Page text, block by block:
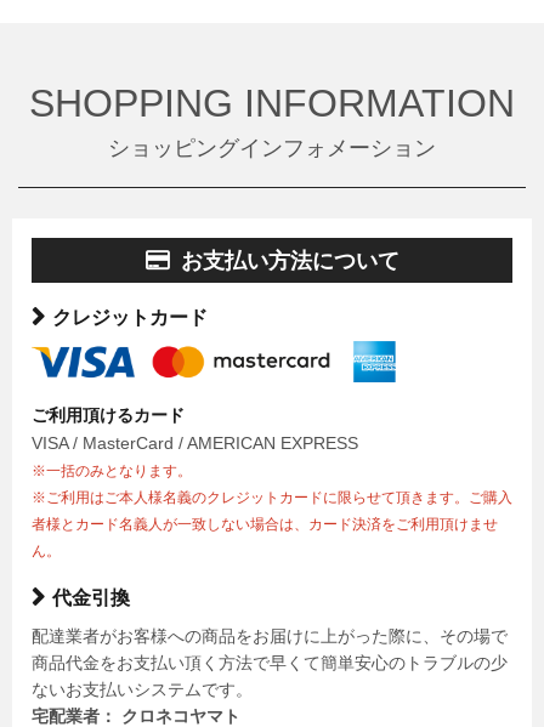
SHOPPING INFORMATION
ショッピングインフォメーション
お支払い方法について
クレジットカード
ご利用頂けるカード
VISA / MasterCard / AMERICAN EXPRESS
※一括のみとなります。
※ご利用はご本人様名義のクレジットカードに限らせて頂きます。ご購入
者様とカード名義人が一致しない場合は、カード決済をご利用頂けませ
ん。
代金引換
配達業者がお客様への商品をお届けに上がった際に、その場で
商品代金をお支払い頂く方法で早くて簡単安心のトラブルの少
ないお支払いシステムです。
宅配業者： クロネコヤマト